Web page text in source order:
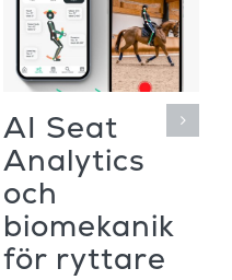
AI Seat
Analytics
och
biomekanik
för ryttare